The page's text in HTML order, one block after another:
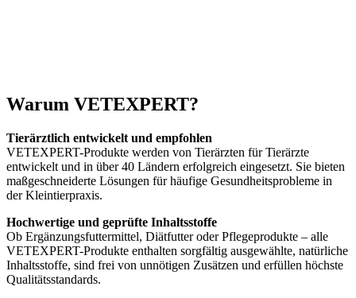
Warum VETEXPERT?
Tierärztlich entwickelt und empfohlen
VETEXPERT-Produkte werden von Tierärzten für Tierärzte
entwickelt und in über 40 Ländern erfolgreich eingesetzt. Sie bieten
maßgeschneiderte Lösungen für häufige Gesundheitsprobleme in
der Kleintierpraxis.
Hochwertige und geprüfte Inhaltsstoffe
Ob Ergänzungsfuttermittel, Diätfutter oder Pflegeprodukte – alle
VETEXPERT-Produkte enthalten sorgfältig ausgewählte, natürliche
Inhaltsstoffe, sind frei von unnötigen Zusätzen und erfüllen höchste
Qualitätsstandards.